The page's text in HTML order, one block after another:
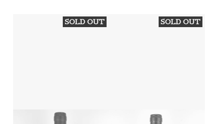
SOLD OUT SOLD OUT